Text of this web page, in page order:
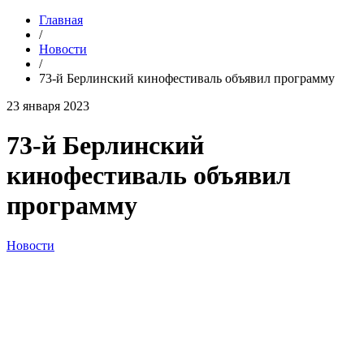
Главная
/
Новости
/
73-й Берлинский кинофестиваль объявил программу
23 января 2023
73-й Берлинский
кинофестиваль объявил
программу
Новости